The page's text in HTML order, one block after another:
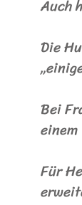
Auch
Die
Bei
Für